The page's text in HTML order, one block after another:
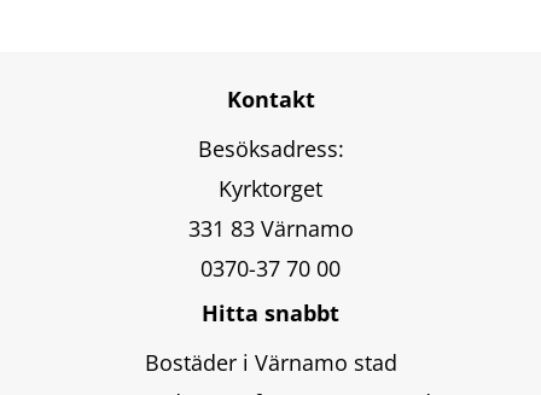
Kontakt
Besöksadress:
Kyrktorget
331 83 Värnamo
0370-37 70 00
Hitta snabbt
Bostäder i Värnamo stad